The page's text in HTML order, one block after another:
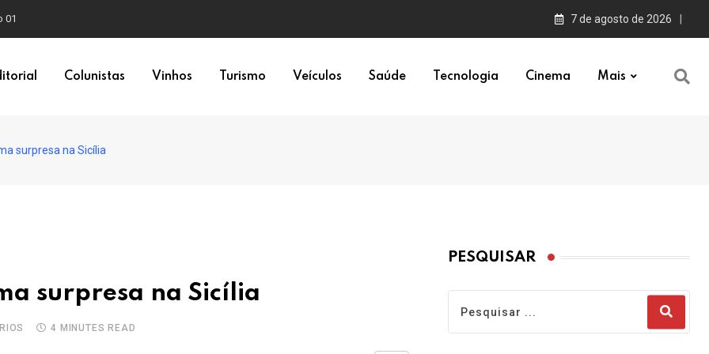
01 7 de agosto de 2026
Colunistas Vinhos Turismo Veículos Saúde Tecnologia Cinema Mais
surpresa na Sicília
surpresa na Sicília
4 MINUTES READ
PESQUISAR